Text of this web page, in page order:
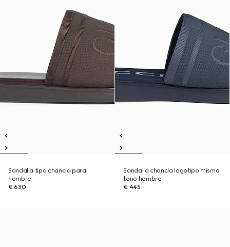
Sandalia tipo chancla para
hombre
€ 630
Sandalia chancla logotipo mismo
tono hombre
€ 445